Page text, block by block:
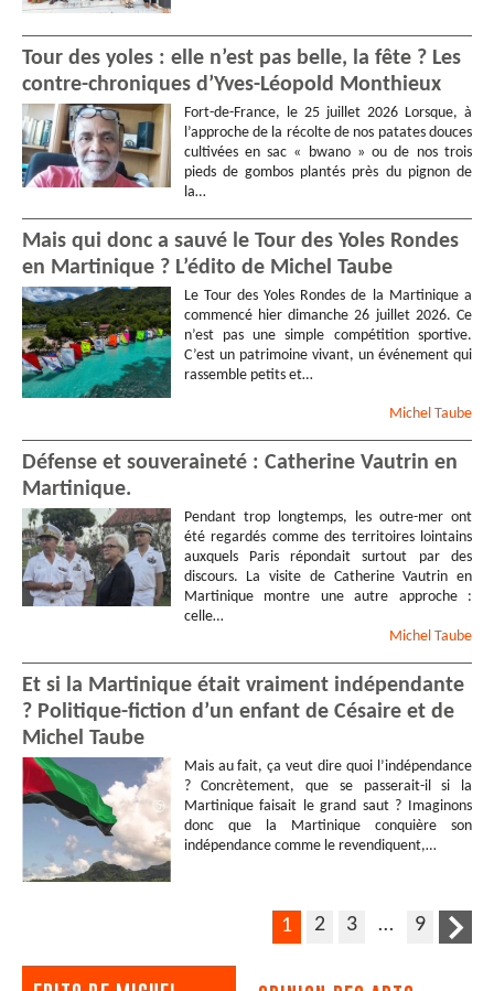
Tour des yoles : elle n’est pas belle, la fête ? Les
contre-chroniques d’Yves-Léopold Monthieux
Fort-de-France, le 25 juillet 2026 Lorsque, à
l’approche de la récolte de nos patates douces
cultivées en sac « bwano » ou de nos trois
pieds de gombos plantés près du pignon de
la…
Mais qui donc a sauvé le Tour des Yoles Rondes
en Martinique ? L’édito de Michel Taube
Le Tour des Yoles Rondes de la Martinique a
commencé hier dimanche 26 juillet 2026. Ce
n’est pas une simple compétition sportive.
C’est un patrimoine vivant, un événement qui
rassemble petits et…
Michel Taube
Défense et souveraineté : Catherine Vautrin en
Martinique.
Pendant trop longtemps, les outre-mer ont
été regardés comme des territoires lointains
auxquels Paris répondait surtout par des
discours. La visite de Catherine Vautrin en
Martinique montre une autre approche :
celle…
Michel Taube
Et si la Martinique était vraiment indépendante
? Politique-fiction d’un enfant de Césaire et de
Michel Taube
Mais au fait, ça veut dire quoi l’indépendance
? Concrètement, que se passerait-il si la
Martinique faisait le grand saut ? Imaginons
donc que la Martinique conquière son
indépendance comme le revendiquent,…
1 2 3 … 9